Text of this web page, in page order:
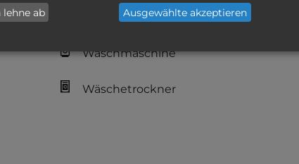
Wäschewaschbecken mit Warmwasser
Waschmaschine
Wäschetrockner
lehne ab Ausgewählte akzeptieren